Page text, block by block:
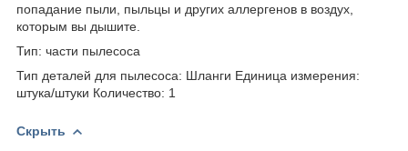
попадание пыли, пыльцы и других аллергенов в воздух,
которым вы дышите.
Тип: части пылесоса
Тип деталей для пылесоса: Шланги Единица измерения:
штука/штуки Количество: 1
Скрыть